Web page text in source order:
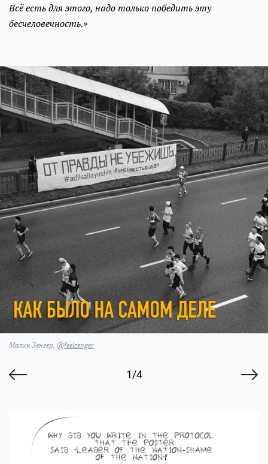
Всё есть для этого, надо только победить эту
бесчеловечность.»
1/4
Малик Зенгер, @feelzenger